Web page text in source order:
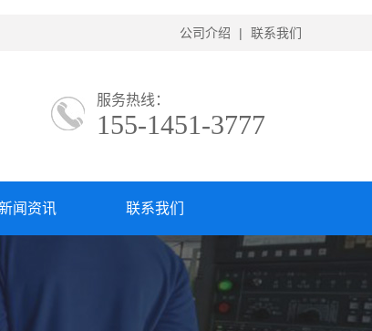
公司介绍 | 联系我们
服务热线：
155-1451-3777
闻资讯 联系我们